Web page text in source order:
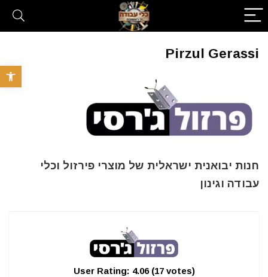
פתח
Pirzul Gerassi
חנות יבואנית ישראלית של מוצרי פירזול וכלי
עבודה וגינון
User Rating: 4.06 (17votes)